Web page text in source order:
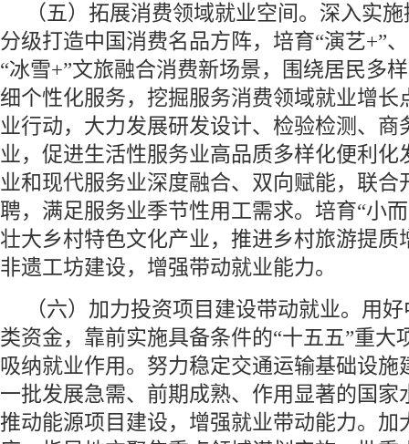
（五）拓展消费领域就业空间。深入实
分级打造中国消费名品方阵，培育“演艺+”
“冰雪+”文旅融合消费新场景，围绕居民多
细个性化服务，挖掘服务消费领域就业增长
业行动，大力发展研发设计、检验检测、商
业，促进生活性服务业高品质多样化便利化
业和现代服务业深度融合、双向赋能，联合
聘，满足服务业季节性用工需求。培育“小
壮大乡村特色文化产业，推进乡村旅游提质
非遗工坊建设，增强带动就业能力。
（六）加力投资项目建设带动就业。用
类资金，靠前实施具备条件的“十五五”重大
吸纳就业作用。努力稳定交通运输基础设施
一批发展急需、前期成熟、作用显著的国家
推动能源项目建设，增强就业带动能力。加